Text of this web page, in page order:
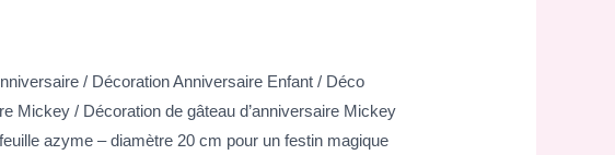
/ Décoration Anniversaire Enfant / Déco
Mickey / Décoration de gâteau d’anniversaire Mickey
azyme – diamètre 20 cm pour un festin magique